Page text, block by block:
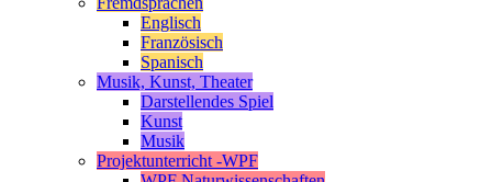
Englisch
Französisch
Spanisch
Musik, Kunst, Theater
Darstellendes Spiel
Kunst
Musik
Projektunterricht -WPF